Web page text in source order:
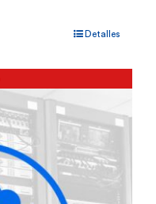
Detalles